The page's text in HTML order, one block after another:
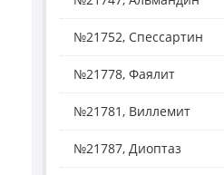
№21752, Спессартин
№21778, Фаялит
№21781, Виллемит
№21787, Диоптаз